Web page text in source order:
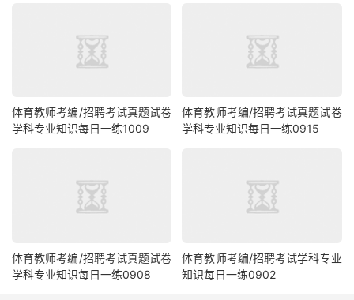
体育教师考编/招聘考试真题试卷
学科专业知识每日一练1009
体育教师考编/招聘考试真题试卷
学科专业知识每日一练0915
体育教师考编/招聘考试真题试卷
学科专业知识每日一练0908
体育教师考编/招聘考试学科专业
知识每日一练0902